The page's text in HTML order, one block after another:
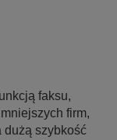
faksu,
firm,
dużą szybkość